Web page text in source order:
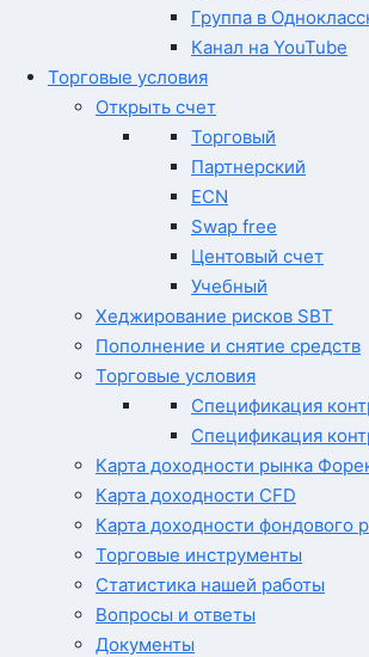
Группа в
Канал на YouTube
Торговые условия
Открыть счет
Торговый
Партнерский
ECN
Swap free
Центовый счет
Учебный
Хеджирование рисков SBT
Пополнение и снятие средств
Торговые условия
Спецификация
Спецификация
Карта доходности рынка
Карта доходности CFD
Карта доходности фондового
Торговые инструменты
Статистика нашей работы
Вопросы и ответы
Документы